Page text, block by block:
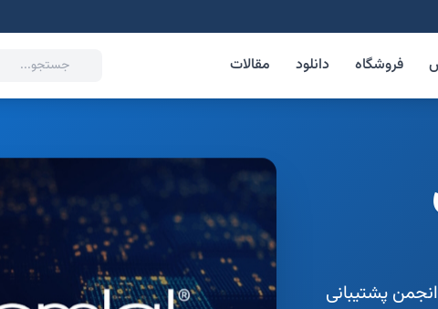
فروشگاه دانلود مقالات
پشتیبانی